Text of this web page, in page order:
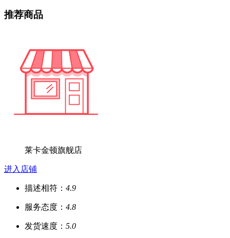
推荐商品
莱卡金顿旗舰店
进入店铺
描述相符： 4.9
服务态度： 4.8
发货速度： 5.0